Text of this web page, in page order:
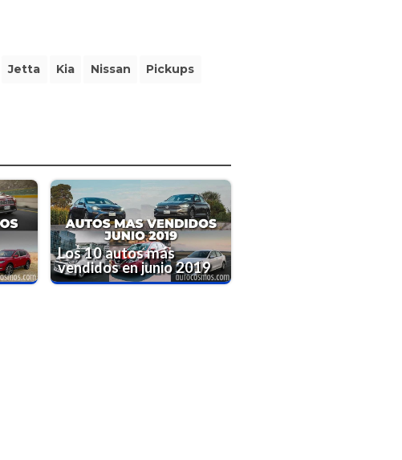
Jetta Kia Nissan Pickups
Los 10 autos más
vendidos en junio 2019